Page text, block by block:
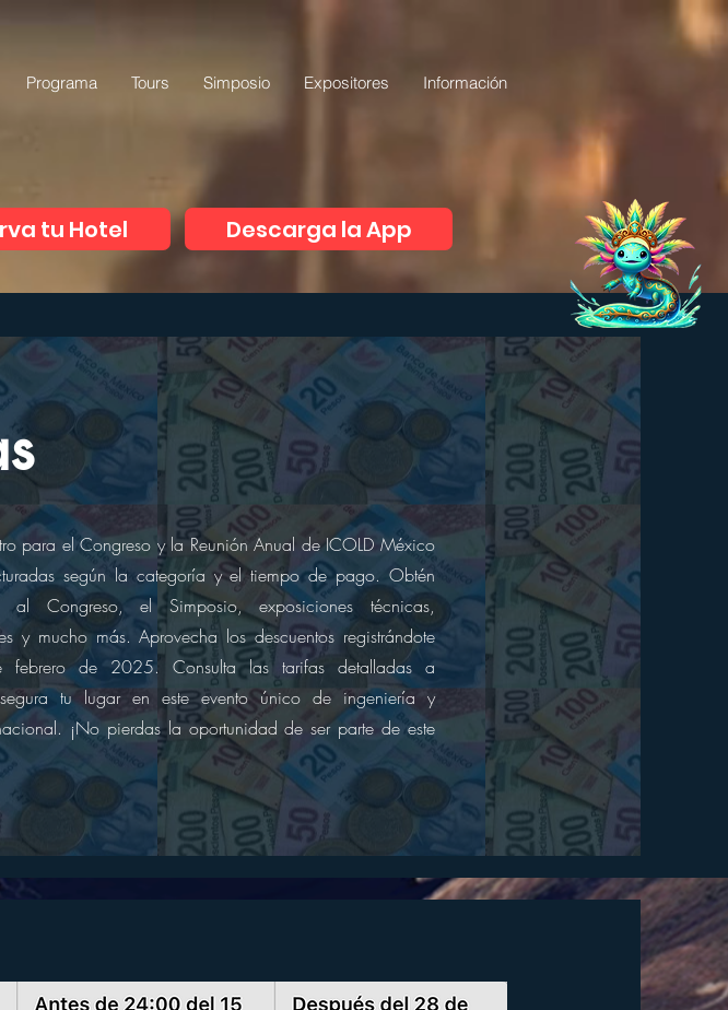
Programa Tours Simposio Expositores Información
tu Hotel Descarga la App
para el Congreso y la Reunión Anual de ICOLD México
según la categoría y el tiempo de pago. Obtén
al Congreso, el Simposio, exposiciones técnicas,
y mucho más. Aprovecha los descuentos registrándote
de 2025. Consulta las tarifas detalladas a
tu lugar en este evento único de ingeniería y
¡No pierdas la oportunidad de ser parte de este